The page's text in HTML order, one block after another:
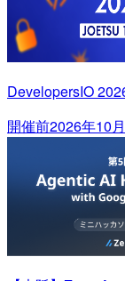
DevelopersIO
開催前2026年10